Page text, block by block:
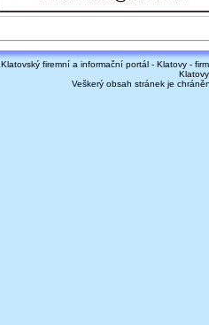
Klatovský firemní a informační portál - Klatovy -
Veškerý obsah stránek je